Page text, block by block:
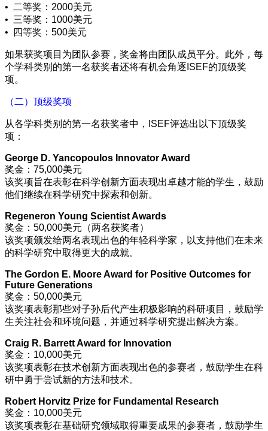
• 二等奖：2000美元
• 三等奖：1000美元
• 四等奖：500美元
如果获奖项目为团队参赛，奖金将由团队成员平分。此外，每
个学科类别的第一名获奖者还将有机会角逐ISEF的顶级奖
项。
（二）顶级奖项
从各学科类别的第一名获奖者中，ISEF评选出以下顶级奖
项：
George D. Yancopoulos Innovator Award
奖金：75,000美元
该奖项旨在表彰在科学创新方面表现出卓越才能的学生，鼓励
他们继续在科学研究中探索和创新。
Regeneron Young Scientist Awards
奖金：50,000美元（两名获奖者）
该奖项颁发给两名表现出色的年轻科学家，以支持他们在未来
的科学研究中取得更大的成就。
The Gordon E. Moore Award for Positive Outcomes for
Future Generations
奖金：50,000美元
该奖项表彰那些对子孙后代产生积极影响的科研项目，鼓励学
生关注社会和环境问题，并通过科学研究提出解决方案。
Craig R. Barrett Award for Innovation
奖金：10,000美元
该奖项表彰在技术创新方面表现出色的参赛者，鼓励学生在科
研中勇于尝试新的方法和技术。
Robert Horvitz Prize for Fundamental Research
奖金：10,000美元
该奖项表彰在基础研究领域取得重要成果的参赛者，鼓励学生